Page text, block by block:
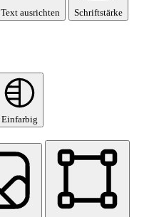
Text ausrichten Schriftstärke
Einfarbig